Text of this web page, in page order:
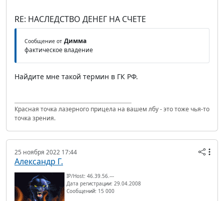
RE: НАСЛЕДСТВО ДЕНЕГ НА СЧЕТЕ
Сообщение от Димма
фактическое владение
Найдите мне такой термин в ГК РФ.
Красная точка лазерного прицела на вашем лбу - это тоже чья-то
точка зрения.
25 ноября 2022 17:44
Александр Г.
IP/Host: 46.39.56.---
Дата регистрации: 29.04.2008
Сообщений: 15 000